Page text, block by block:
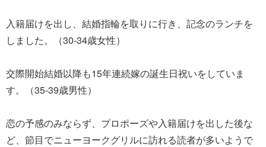
入籍届けを出し、結婚指輪を取りに行き、記念のランチを
しました。（30-34歳女性）
交際開始結婚以降も15年連続嫁の誕生日祝いをしていま
す。（35-39歳男性）
恋の予感のみならず、プロポーズや入籍届けを出した後な
ど、節目でニューヨークグリルに訪れる読者が多いようで